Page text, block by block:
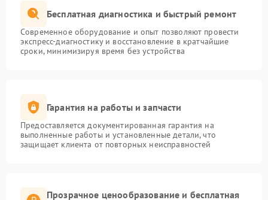
Бесплатная диагностика и быстрый ремонт
Современное оборудование и опыт позволяют провести
экспресс-диагностику и восстановление в кратчайшие
сроки, минимизируя время без устройства
Гарантия на работы и запчасти
Предоставляется документированная гарантия на
выполненные работы и установленные детали, что
защищает клиента от повторных неисправностей
Прозрачное ценообразование и бесплатная